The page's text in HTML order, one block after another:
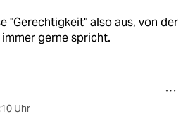
"Gerechtigkeit" also aus, von der
immer gerne spricht.
Uhr